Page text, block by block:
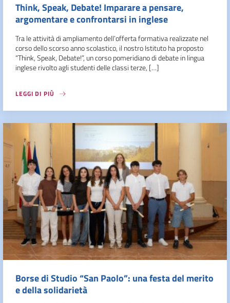
Think, Speak, Debate! Imparare a pensare,
argomentare e confrontarsi in inglese
Tra le attività di ampliamento dell’offerta formativa realizzate nel
corso dello scorso anno scolastico, il nostro Istituto ha proposto
“Think, Speak, Debate!”, un corso pomeridiano di debate in lingua
inglese rivolto agli studenti delle classi terze, […]
LEGGI DI PIÙ
Borse di Studio “San Paolo”: una festa del merito
e della solidarietà